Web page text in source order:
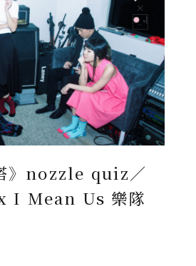
》nozzle quiz／
I Mean Us 樂隊